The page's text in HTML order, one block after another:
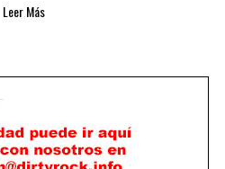
Leer Más